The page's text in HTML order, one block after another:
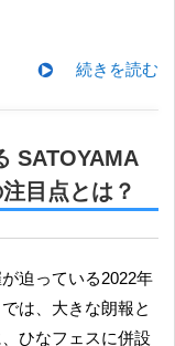
続きを読む
SATOYAMA
目点とは？
は、大きな朗報と
ひなフェスに併設